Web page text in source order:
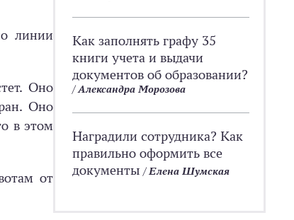
линии
Оно
Оно
в этом
от
Как заполнять графу 35
книги учета и выдачи
документов об образовании?
/Александра Морозова
Наградили сотрудника? Как
правильно оформить все
документы /Елена Шумская